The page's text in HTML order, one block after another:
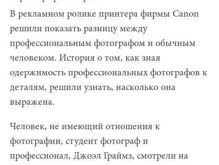
В рекламном ролике принтера фирмы Canon
решили показать разницу между
профессиональным фотографом и обычным
человеком. История о том, как зная
одержимость профессиональных фотографов к
деталям, решили узнать, насколько она
выражена.
Человек, не имеющий отношения к
фотографии, студент фотограф и
профессионал, Джоэл Граймз, смотрели на